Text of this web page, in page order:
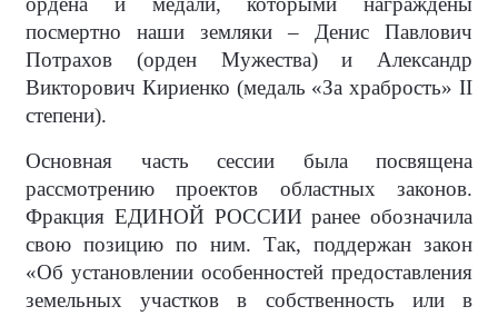
посмертно наши земляки – Денис Павлович
Потрахов (орден Мужества) и Александр
Викторович Кириенко (медаль «За храбрость» II
степени).
Основная часть сессии была посвящена
рассмотрению проектов областных законов.
Фракция ЕДИНОЙ РОССИИ ранее обозначила
свою позицию по ним. Так, поддержан закон
«Об установлении особенностей предоставления
земельных участков в собственность или в